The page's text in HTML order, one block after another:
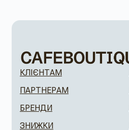
КЛІЄНТАМ
ПАРТНЕРАМ
БРЕНДИ
ЗНИЖКИ